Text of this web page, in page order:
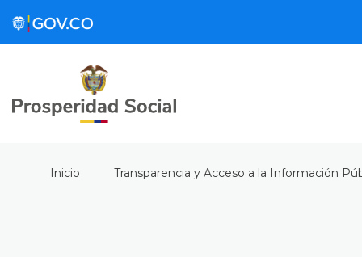
Inicio Transparencia y Acceso a la Información